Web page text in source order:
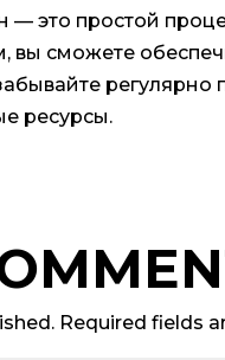
это простой
сможете
регулярно
ресурсы.
Required fields